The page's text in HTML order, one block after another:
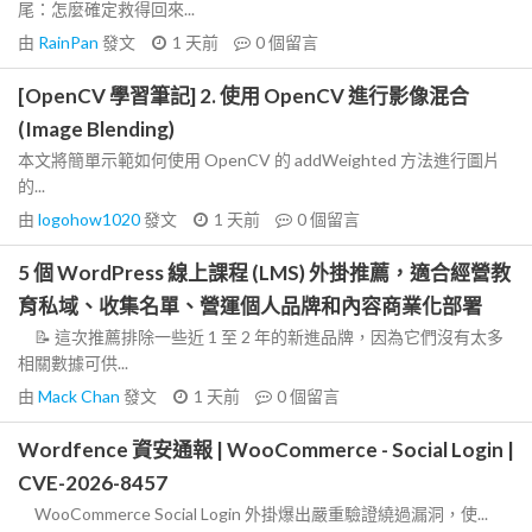
尾：怎麼確定救得回來...
由 RainPan 發文 1 天前 0個留言
[OpenCV 學習筆記] 2. 使用 OpenCV 進行影像混合
(Image Blending)
本文將簡單示範如何使用 OpenCV 的 addWeighted 方法進行圖片
的...
由 logohow1020發文 1 天前 0個留言
5 個 WordPress 線上課程 (LMS) 外掛推薦，適合經營教
育私域、收集名單、營運個人品牌和內容商業化部署
📝 這次推薦排除一些近 1 至 2 年的新進品牌，因為它們沒有太多
相關數據可供...
由 Mack Chan 發文 1 天前 0個留言
Wordfence 資安通報 | WooCommerce - Social Login |
CVE-2026-8457
WooCommerce Social Login 外掛爆出嚴重驗證繞過漏洞，使...